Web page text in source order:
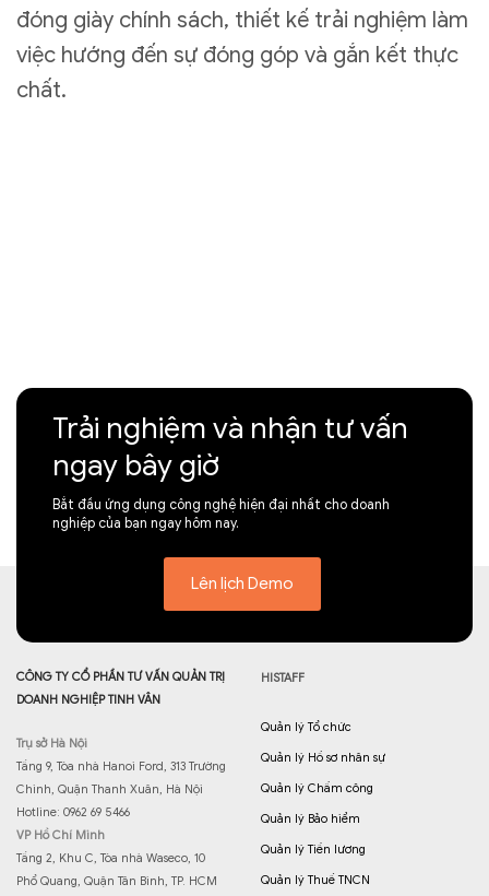
đóng giày chính sách, thiết kế trải nghiệm làm
việc hướng đến sự đóng góp và gắn kết thực
chất.
Trải nghiệm và nhận tư vấn
ngay bây giờ
Bắt đầu ứng dụng công nghệ hiện đại nhất cho doanh
nghiệp của bạn ngay hôm nay.
Lên lịch Demo
CÔNG TY CỔ PHẦN TƯ VẤN QUẢN TRỊ
DOANH NGHIỆP TINH VÂN
Trụ sở Hà Nội
Tầng 9, Tòa nhà Hanoi Ford, 313 Trường
Chinh, Quận Thanh Xuân, Hà Nội
Hotline: 0962 69 5466
VP Hồ Chí Minh
Tầng 2, Khu C, Tòa nhà Waseco, 10
Phổ Quang, Quận Tân Bình, TP. HCM
HISTAFF
Quản lý Tổ chức
Quản lý Hồ sơ nhân sự
Quản lý Chấm công
Quản lý Bảo hiểm
Quản lý Tiền lương
Quản lý Thuế TNCN